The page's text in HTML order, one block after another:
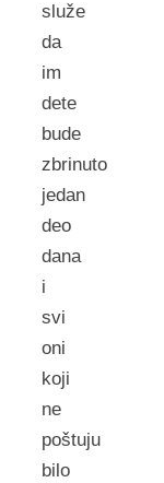
služe
da
im
dete
bude
zbrinuto
jedan
deo
dana
i
svi
oni
koji
ne
poštuju
bilo